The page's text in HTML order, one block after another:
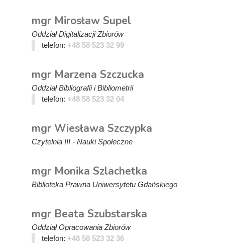
mgr Mirosław Supel
Oddział Digitalizacji Zbiorów
telefon: +48 58 523 32 99
mgr Marzena Szczucka
Oddział Bibliografii i Bibliometrii
telefon: +48 58 523 32 04
mgr Wiesława Szczypka
Czytelnia III - Nauki Społeczne
mgr Monika Szlachetka
Biblioteka Prawna Uniwersytetu Gdańskiego
mgr Beata Szubstarska
Oddział Opracowania Zbiorów
telefon: +48 58 523 32 36